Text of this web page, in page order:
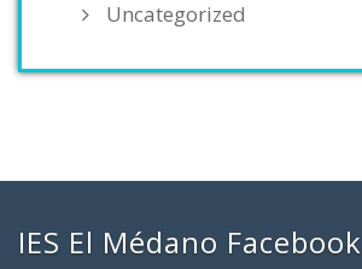
Uncategorized
IES El Médano Facebook